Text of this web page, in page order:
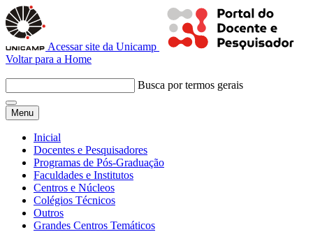
Acessar site da Unicamp
Voltar para a Home
Busca por termos gerais
Menu
Inicial
Docentes e Pesquisadores
Programas de Pós-Graduação
Faculdades e Institutos
Centros e Núcleos
Colégios Técnicos
Outros
Grandes Centros Temáticos